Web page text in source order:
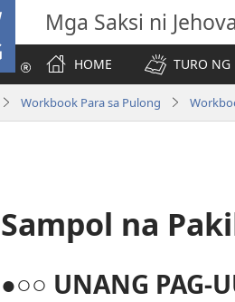
Mga Saksi ni Jehova
HOME
TURO NG
Workbook Para sa Pulong
Sampol na
●○○ UNANG PAG-